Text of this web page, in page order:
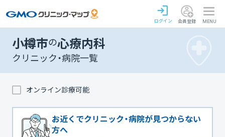
ログイン 会員登録 MENU
小樽市の心療内科
クリニック・病院一覧
オンライン診療可能
お近くでクリニック・病院が見つからない
方へ